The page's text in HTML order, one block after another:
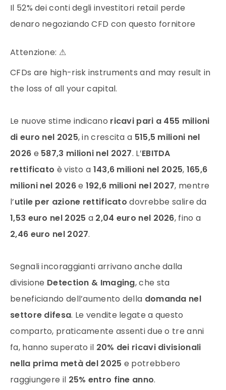
Il 52% dei conti degli investitori retail perde
denaro negoziando CFD con questo fornitore
Attenzione: ⚠
CFDs are high-risk instruments and may result in
the loss of all your capital.
Le nuove stime indicano ricavi pari a 455 milioni
di euro nel 2025, in crescita a 515,5 milioni nel
2026 e 587,3 milioni nel 2027. L’EBITDA
rettificato è visto a 143,6 milioni nel 2025, 165,6
milioni nel 2026e 192,6 milioni nel 2027, mentre
l’utile per azione rettificato dovrebbe salire da
1,53 euro nel 2025 a 2,04 euro nel 2026, fino a
2,46 euro nel 2027.
Segnali incoraggianti arrivano anche dalla
divisione Detection & Imaging, che sta
beneficiando dell’aumento della domanda nel
settore difesa. Le vendite legate a questo
comparto, praticamente assenti due o tre anni
fa, hanno superato il 20% dei ricavi divisionali
nella prima metà del 2025 e potrebbero
raggiungere il 25% entro fine anno.